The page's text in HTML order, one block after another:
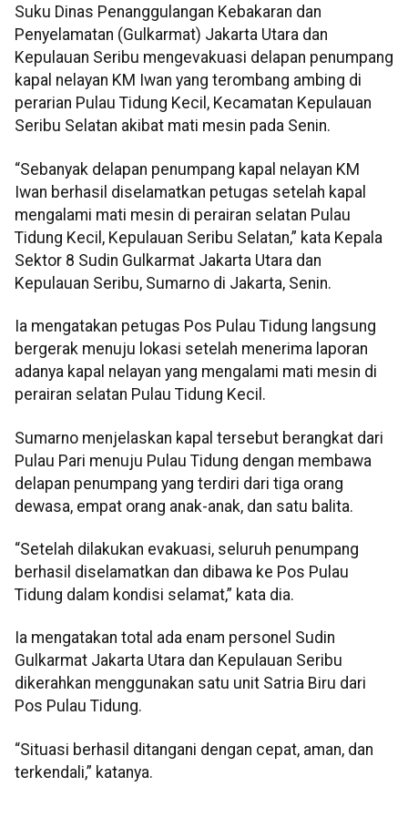
Suku Dinas Penanggulangan Kebakaran dan
Penyelamatan (Gulkarmat) Jakarta Utara dan
Kepulauan Seribu mengevakuasi delapan penumpang
kapal nelayan KM Iwan yang terombang ambing di
perarian Pulau Tidung Kecil, Kecamatan Kepulauan
Seribu Selatan akibat mati mesin pada Senin.
“Sebanyak delapan penumpang kapal nelayan KM
Iwan berhasil diselamatkan petugas setelah kapal
mengalami mati mesin di perairan selatan Pulau
Tidung Kecil, Kepulauan Seribu Selatan,” kata Kepala
Sektor 8 Sudin Gulkarmat Jakarta Utara dan
Kepulauan Seribu, Sumarno di Jakarta, Senin.
Ia mengatakan petugas Pos Pulau Tidung langsung
bergerak menuju lokasi setelah menerima laporan
adanya kapal nelayan yang mengalami mati mesin di
perairan selatan Pulau Tidung Kecil.
Sumarno menjelaskan kapal tersebut berangkat dari
Pulau Pari menuju Pulau Tidung dengan membawa
delapan penumpang yang terdiri dari tiga orang
dewasa, empat orang anak-anak, dan satu balita.
“Setelah dilakukan evakuasi, seluruh penumpang
berhasil diselamatkan dan dibawa ke Pos Pulau
Tidung dalam kondisi selamat,” kata dia.
Ia mengatakan total ada enam personel Sudin
Gulkarmat Jakarta Utara dan Kepulauan Seribu
dikerahkan menggunakan satu unit Satria Biru dari
Pos Pulau Tidung.
“Situasi berhasil ditangani dengan cepat, aman, dan
terkendali,” katanya.